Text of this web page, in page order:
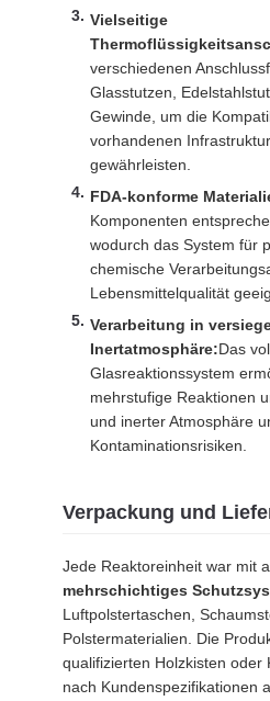
Vielseitige
verschiedenen
Glasstutzen,
Gewinde, um die
vorhandenen
gewährleisten.
FDA-konforme
Komponenten
wodurch das System für
chemische
Lebensmittelqualität
Verarbeitung in
Inertatmosphäre:Das
Glasreaktionssystem
mehrstufige Reaktionen
und inerter Atmosphäre
Kontaminationsrisiken.
Verpackung und
Jede Reaktoreinheit war mit
mehrschichtiges
Luftpolstertaschen,
Polstermaterialien. Die
qualifizierten Holzkisten oder
nach Kundenspezifikationen